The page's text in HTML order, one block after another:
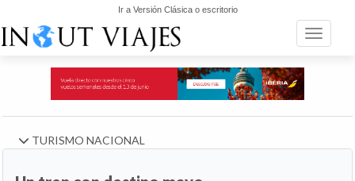
Ir a Versión Clásica o escritorio
Toggle
TURISMO NACIONAL